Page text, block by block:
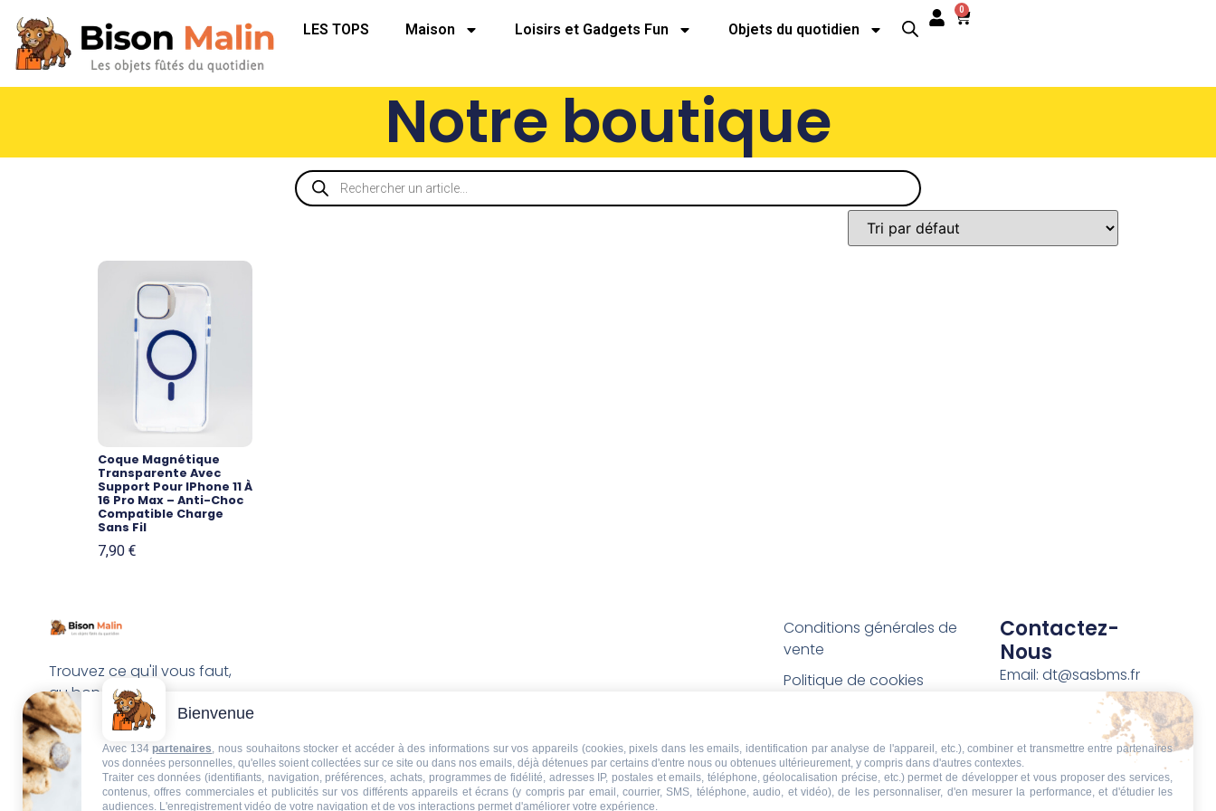
LES TOPS Maison Loisirs et Gadgets Fun Objets du quotidien
0
Notre boutique
Coque Magnétique
Transparente Avec
Support Pour IPhone 11 À
16 Pro Max – Anti-Choc
Compatible Charge
Sans Fil
7,90 €
Trouvez ce qu'il vous faut,
au bon endroit
Conditions générales de
vente
Politique de cookies
Mentions légales
Conditions de retour et de
remboursement
Contactez-
Nous
Email: dt@sasbms.fr
Bienvenue
Avec 134 partenaires, nous souhaitons stocker et accéder à des informations sur vos appareils (cookies, pixels dans les emails, identification par analyse de l'appareil, etc.), combiner et transmettre entre partenaires
vos données personnelles, qu'elles soient collectées sur ce site ou dans nos emails, déjà détenues par certains d'entre nous ou obtenues ultérieurement, y compris dans d'autres contextes.
Traiter ces données (identifiants, navigation, préférences, achats, programmes de fidélité, adresses IP, postales et emails, téléphone, géolocalisation précise, etc.) permet de développer et vous proposer des services,
contenus, offres commerciales et publicités sur vos différents appareils et écrans (y compris par email, courrier, SMS, téléphone, audio, et vidéo), de les personnaliser, d'en mesurer la performance, et d'étudier les
audiences. L'enregistrement vidéo de votre navigation et de vos interactions permet d'améliorer votre expérience.